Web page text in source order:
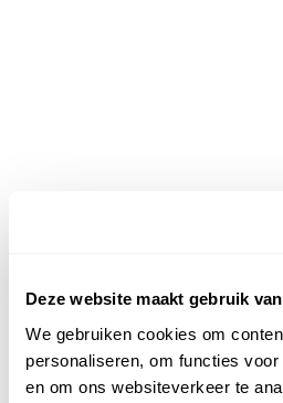
Deze website maakt gebruik
We gebruiken cookies om
personaliseren, om functies
en om ons websiteverkeer te